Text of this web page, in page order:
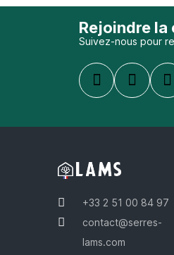
Rejoindre la
Suivez-nous pour
+33 2 51 00 84 97
contact@serres-
lams.com